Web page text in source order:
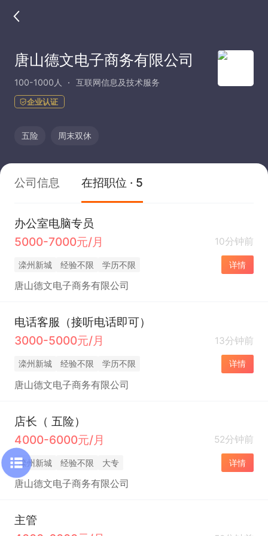
唐山德文电子商务有限公司
100-1000人 互联网信息及技术服务
企业认证
五险 周末双休
公司信息 在招职位 · 5
办公室电脑专员
5000-7000元/月
10分钟前
滦州新城 经验不限 学历不限 详情
唐山德文电子商务有限公司
电话客服（接听电话即可）
3000-5000元/月
13分钟前
滦州新城 经验不限 学历不限 详情
唐山德文电子商务有限公司
店长（ 五险）
4000-6000元/月
52分钟前
滦州新城 经验不限 大专 详情
唐山德文电子商务有限公司
主管